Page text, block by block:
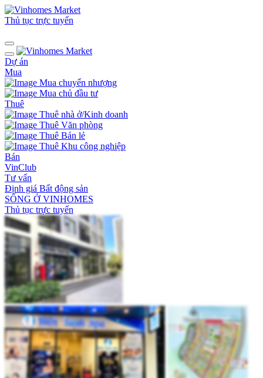
Thủ tục trực tuyến
Dự án
Mua
Mua chuyển nhượng
Mua chủ đầu tư
Thuê
Thuê nhà ở/Kinh doanh
Thuê Văn phòng
Thuê Bán lẻ
Thuê Khu công nghiệp
Bán
VinClub
Tư vấn
Định giá Bất động sản
SỐNG Ở VINHOMES
Thủ tục trực tuyến